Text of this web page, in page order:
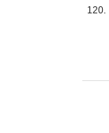
120.